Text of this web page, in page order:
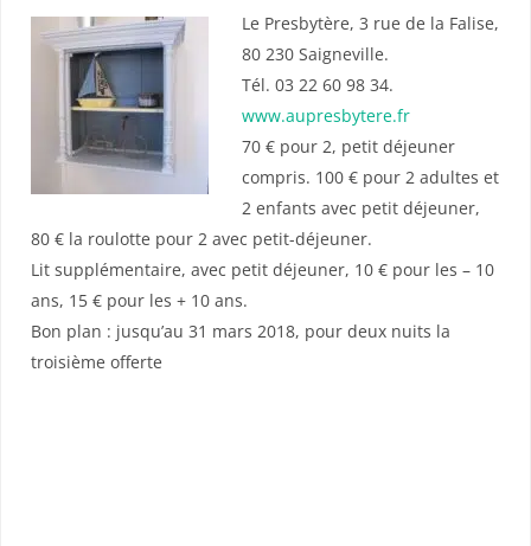
Le Presbytère, 3 rue de la Falise,
80 230 Saigneville.
Tél. 03 22 60 98 34.
www.aupresbytere.fr
70 € pour 2, petit déjeuner
compris. 100 € pour 2 adultes et
2 enfants avec petit déjeuner,
80 € la roulotte pour 2 avec petit-déjeuner.
Lit supplémentaire, avec petit déjeuner, 10 € pour les – 10
ans, 15 € pour les + 10 ans.
Bon plan : jusqu’au 31 mars 2018, pour deux nuits la
troisième offerte